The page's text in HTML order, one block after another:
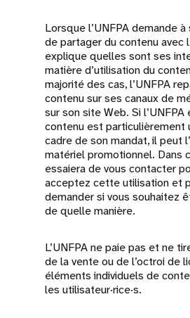
Lorsque l’UNFPA demande
de partager du contenu avec
explique quelles sont ses
matière d’utilisation du
majorité des cas, l’UNFPA
contenu sur ses canaux de
sur son site Web. Si
contenu est particulièrement
cadre de son mandat, il peut
matériel promotionnel. Dans
essaiera de vous contacter
acceptez cette utilisation et
demander si vous souhaitez
de quelle manière.
L’UNFPA ne paie pas et ne
de la vente ou de l’octroi de
éléments individuels de
les utilisateur·rice·s.